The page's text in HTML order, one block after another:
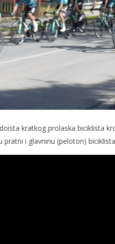
kratkog prolaska biciklista
pratni i glavninu (peloton)